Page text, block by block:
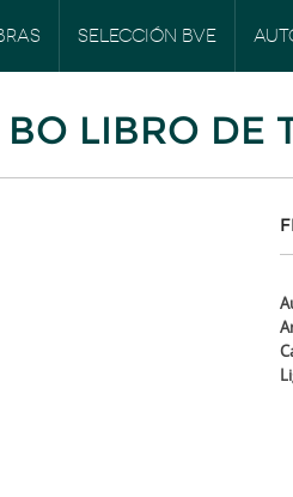
SELECCIÓN BVE
LIBRO DE